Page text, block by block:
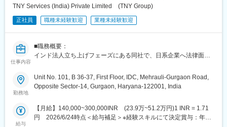
職金制度ありなど、長期就業が叶う環境にて勤務することが可能
■本ポジションの魅力
同社は『人材は唯一の経営資源』と考え、社員の教育・育成に継
続的に投資しています。10年前に年功序列を廃止し、役割給制度
を実現しています。また、無借金経営と高い自己資本比率を実現
しており、強固な財務基盤を誇ります。長期的なキャリア形成を
＜評価制度＞
TNY Services (India) Private Limited (TNY Group)
正社員 職種未経験歓迎 業種未経験歓迎
仕事内容
■職務概要：
インド法人立ち上げフェーズにある同社で、日系企業へ法律面を
ト・総務・経理等々、幅広い業務に従事していただきます。
■職務内容：
・担当案件の弁護士へのコーディネート
・既存顧客のフォロー
勤務地
Unit No. 101, B 36-37, First Floor, IDC, Mehrauli-Gurgaon Road,
Opposite Sector-14, Gurgaon, Haryana-122001, India
給与
【月給】140,000~300,000INR (23.9万~51.2万円)1 INR = 1.71
円 2026/6/24時点＜給与補足＞※経験スキルにて決定賞与：年1